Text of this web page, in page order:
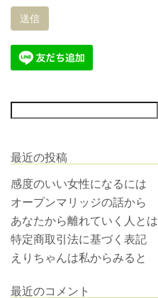
最近の投稿
感度のいい女性になるには
オープンマリッジの話から
あなたから離れていく人とは
特定商取引法に基づく表記
えりちゃんは私からみると
最近のコメント